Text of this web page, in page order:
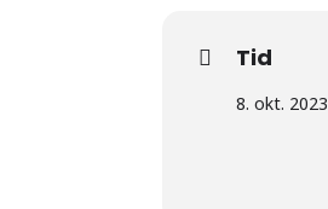
Tid
8. okt. 2023